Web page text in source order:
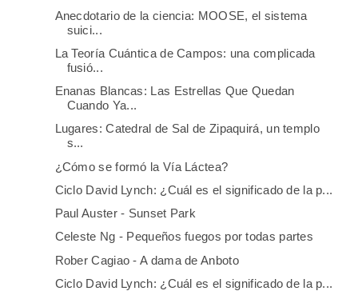
Anecdotario de la ciencia: MOOSE, el sistema
suici...
La Teoría Cuántica de Campos: una complicada
fusió...
Enanas Blancas: Las Estrellas Que Quedan
Cuando Ya...
Lugares: Catedral de Sal de Zipaquirá, un templo
s...
¿Cómo se formó la Vía Láctea?
Ciclo David Lynch: ¿Cuál es el significado de la p...
Paul Auster - Sunset Park
Celeste Ng - Pequeños fuegos por todas partes
Rober Cagiao - A dama de Anboto
Ciclo David Lynch: ¿Cuál es el significado de la p...